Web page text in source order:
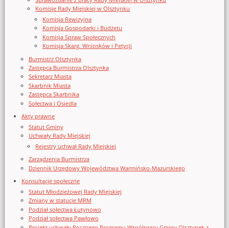
Komisje Rady Miejskiej w Olsztynku
Komisja Rewizyjna
Komisja Gospodarki i Budżetu
Komisja Spraw Społecznych
Komisja Skarg, Wniosków i Petycji
Burmistrz Olsztynka
Zastępca Burmistrza Olsztynka
Sekretarz Miasta
Skarbnik Miasta
Zastępca Skarbnika
Sołectwa i Osiedla
Akty prawne
Statut Gminy
Uchwały Rady Miejskiej
Rejestry uchwał Rady Miejskiej
Zarządzenia Burmistrza
Dziennik Urzędowy Województwa Warmińsko-Mazurskiego
Konsultacje społeczne
Statut Młodzieżowej Rady Miejskiej
Zmiany w statucie MRM
Podział sołectwa Łutynowo
Podział sołectwa Pawłowo